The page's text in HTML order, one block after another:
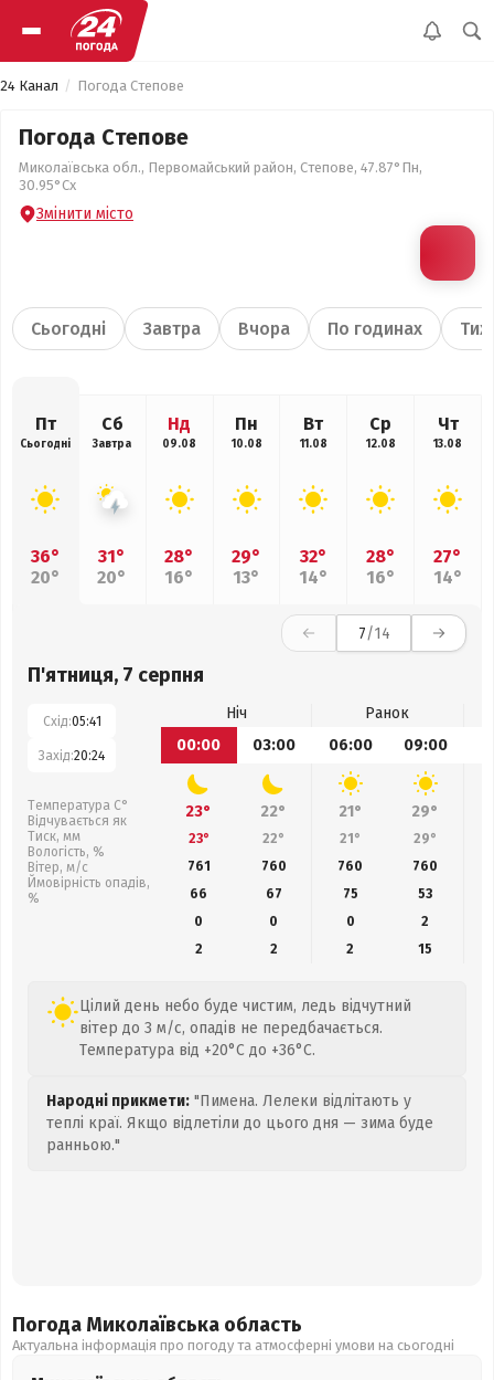
24 Канал Погода Степове
Погода Степове
Миколаївська обл., Первомайський район, Степове, 47.87°Пн,
30.95°Сх
Змінити місто
Сьогодні Завтра Вчора По годинах
Пт
Сьогодні
36°
20°
Сб
Завтра
31°
20°
Нд
09.08
28°
16°
Пн
10.08
29°
13°
Вт
11.08
32°
14°
Ср
12.08
28°
16°
Чт
13.08
27°
14°
7/14
П'ятниця, 7 серпня
Схід:05:41
Захід:20:24
Температура С°
Відчувається як
Тиск, мм
Вологість, %
Вітер, м/с
Ймовірність опадів,
%
Ніч
Ранок
00:00
03:00 06:00 09:00
23° 22° 21° 29°
23° 22° 21° 29°
761
760 760 760
66
67 75
53
0
0 0
2
2
2 2 15
Цілий день небо буде чистим, ледь відчутний
вітер до 3 м/с, опадів не передбачається.
Температура від +20°C до +36°C.
Народні прикмети: "Пимена. Лелеки відлітають у
теплі краї. Якщо відлетіли до цього дня — зима буде
ранньою."
Погода Миколаївська область
Актуальна інформація про погоду та атмосферні умови на сьогодні